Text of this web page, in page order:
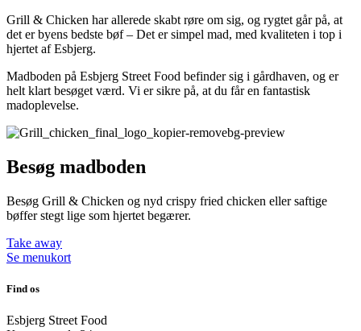
Grill & Chicken har allerede skabt røre om sig, og rygtet går på, at
det er byens bedste bøf – Det er simpel mad, med kvaliteten i top i
hjertet af Esbjerg.
Madboden på Esbjerg Street Food befinder sig i gårdhaven, og er
helt klart besøget værd. Vi er sikre på, at du får en fantastisk
madoplevelse.
Besøg madboden
Besøg Grill & Chicken og nyd crispy fried chicken eller saftige
bøffer stegt lige som hjertet begærer.
Take away
Se menukort
Find os
Esbjerg Street Food